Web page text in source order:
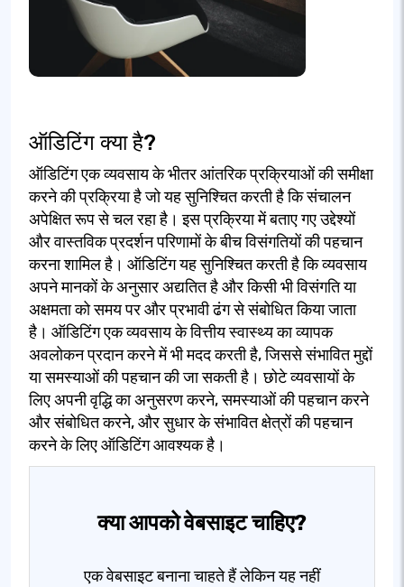
ऑडिटिंग क्या है?
ऑडिटिंग एक व्यवसाय के भीतर आंतरिक प्रक्रियाओं की समीक्षा
करने की प्रक्रिया है जो यह सुनिश्चित करती है कि संचालन
अपेक्षित रूप से चल रहा है। इस प्रक्रिया में बताए गए उद्देश्यों
और वास्तविक प्रदर्शन परिणामों के बीच विसंगतियों की पहचान
करना शामिल है। ऑडिटिंग यह सुनिश्चित करती है कि व्यवसाय
अपने मानकों के अनुसार अद्यतित है और किसी भी विसंगति या
अक्षमता को समय पर और प्रभावी ढंग से संबोधित किया जाता
है। ऑडिटिंग एक व्यवसाय के वित्तीय स्वास्थ्य का व्यापक
अवलोकन प्रदान करने में भी मदद करती है, जिससे संभावित मुद्दों
या समस्याओं की पहचान की जा सकती है। छोटे व्यवसायों के
लिए अपनी वृद्धि का अनुसरण करने, समस्याओं की पहचान करने
और संबोधित करने, और सुधार के संभावित क्षेत्रों की पहचान
करने के लिए ऑडिटिंग आवश्यक है।
क्या आपको वेबसाइट चाहिए?
एक वेबसाइट बनाना चाहते हैं लेकिन यह नहीं